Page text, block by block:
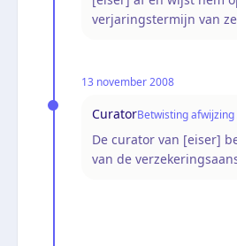
verjaringstermijn van
13 november 2008
CuratorBetwisting afwijzing
De curator van [eiser]
van de